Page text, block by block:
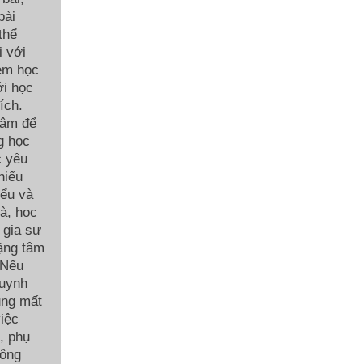
với
học
học
để
học
yêu
và
học
gia sư
tâm
mất
phụ